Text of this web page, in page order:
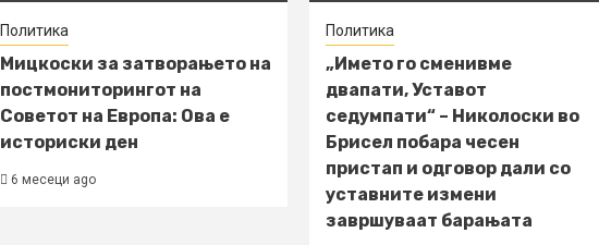
Политика
Мицкоски за затворањето на
постмониторингот на
Советот на Европа: Ова е
историски ден
6 месеци ago
Политика
„Името го сменивме
двапати, Уставот
седумпати“ – Николоски во
Брисел побара чесен
пристап и одговор дали со
уставните измени
завршуваат барањата